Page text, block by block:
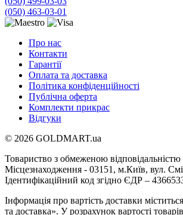
(050) 463-03-01
Про нас
Контакти
Гарантії
Оплата та доставка
Політика конфіденційності
Публічна оферта
Комплекти прикрас
Відгуки
© 2026 GOLDMART.ua
Товариство з обмеженою
Місцезнаходження - 03151, м.Київ, вул.
Ідентифікаційний код згідно ЄДР –
Інформація про вартість доставки
та доставка». У розрахунок вартості